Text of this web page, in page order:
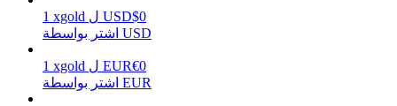
يكسب1 xgold ل USD$0
اشتر بواسطة USD
1 xgold ل EUR€0
اشتر بواسطة EUR